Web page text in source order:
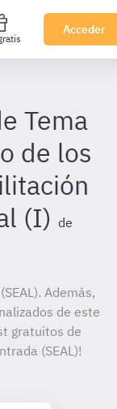
Acceder
Tema
de los
(I) de
Además,
de este
gratuitos de
(SEAL)!